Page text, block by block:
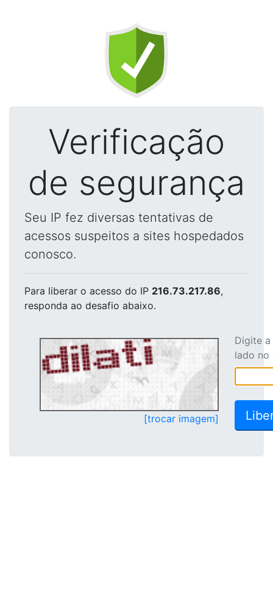
Verificação
de segurança
Seu IP fez diversas tentativas de
acessos suspeitos a sites hospedados
conosco.
Para liberar o acesso do IP 216.73.217.86,
responda ao desafio abaixo.
[trocar imagem]
Digite
lado no